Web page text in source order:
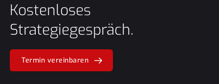
Kostenloses
Strategiegespräch.
Termin vereinbaren